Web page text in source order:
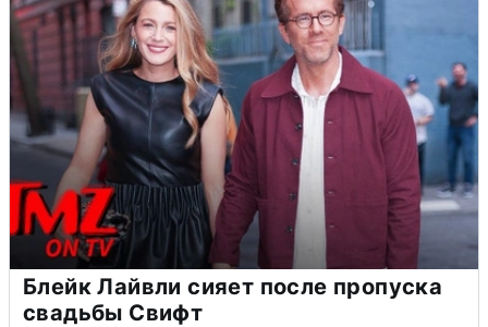
Блейк Лайвли сияет после пропуска
свадьбы Свифт